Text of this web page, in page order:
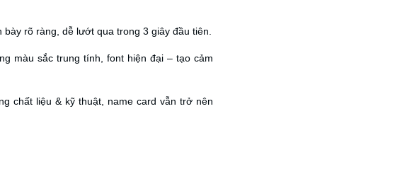
rõ ràng, dễ lướt qua trong 3 giây đầu tiên.
màu sắc trung tính, font hiện đại – tạo cảm
chất liệu & kỹ thuật, name card vẫn trở nên